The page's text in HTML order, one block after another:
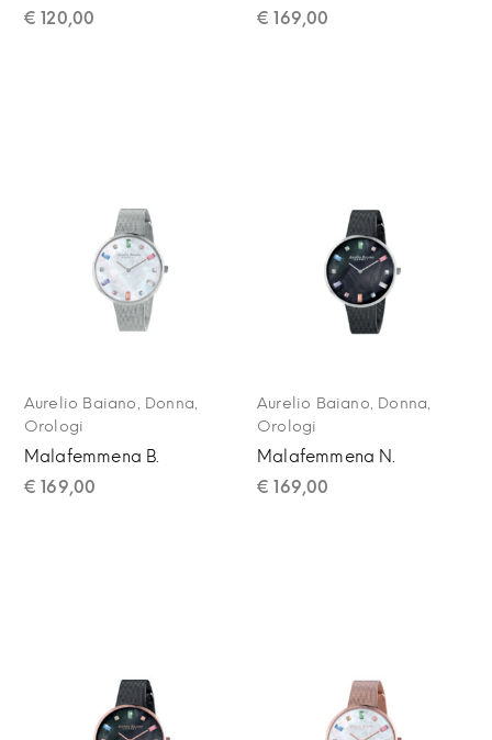
€ 120,00
€ 169,00
Aurelio Baiano, Donna,
Orologi
Malafemmena B.
€ 169,00
Aurelio Baiano, Donna,
Orologi
Malafemmena N.
€ 169,00